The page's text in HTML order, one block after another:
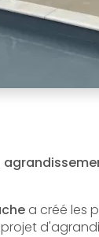
a créé les